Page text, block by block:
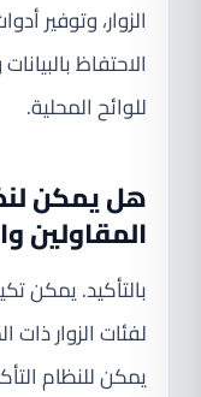
الزوار، وتوفير
الاحتفاظ
للوائح المحلية.
المقاولين
بالتأكيد. يمكن
لفئات الزوار ذات
يمكن للنظام